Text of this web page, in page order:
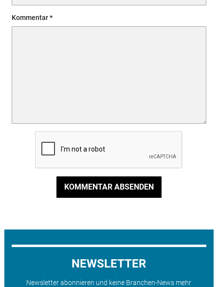
Kommentar
KOMMENTAR ABSENDEN
NEWSLETTER
Newsletter abonnieren und keine Branchen-News mehr